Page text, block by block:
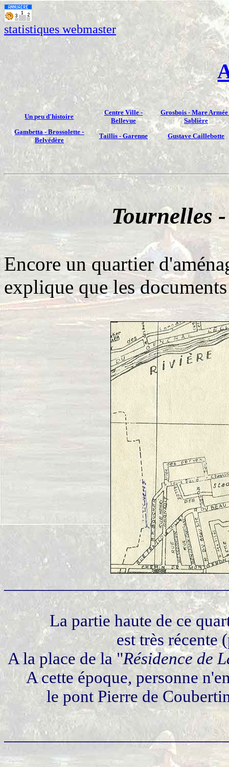
statistiques webmaster
Un peu d'histoire
Centre Ville -
Bellevue
Grosbois - Mare Armée
Sablière
Gambetta - Brossolette -
Belvédère
Taillis - Garenne Gustave Caillebotte
Tournelles
Encore un quartier
explique que les
La partie haute de ce
est très récente
A la place de la "Résidence de
A cette époque, personne
le pont Pierre de